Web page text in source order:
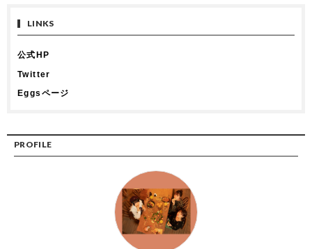
LINKS
公式HP
Twitter
Eggsページ
PROFILE